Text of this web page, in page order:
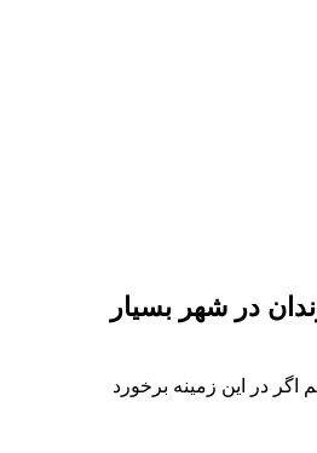
در شهر بسیار
در این زمینه برخورد